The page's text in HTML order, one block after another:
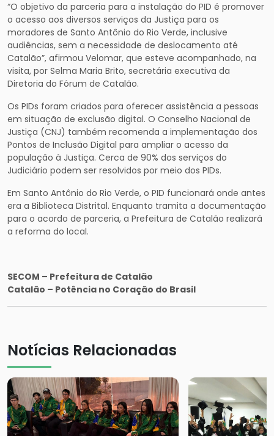
“O objetivo da parceria para a instalação do PID é promover
o acesso aos diversos serviços da Justiça para os
moradores de Santo Antônio do Rio Verde, inclusive
audiências, sem a necessidade de deslocamento até
Catalão”, afirmou Velomar, que esteve acompanhado, na
visita, por Selma Maria Brito, secretária executiva da
Diretoria do Fórum de Catalão.
Os PIDs foram criados para oferecer assistência a pessoas
em situação de exclusão digital. O Conselho Nacional de
Justiça (CNJ) também recomenda a implementação dos
Pontos de Inclusão Digital para ampliar o acesso da
população à Justiça. Cerca de 90% dos serviços do
Judiciário podem ser resolvidos por meio dos PIDs.
Em Santo Antônio do Rio Verde, o PID funcionará onde antes
era a Biblioteca Distrital. Enquanto tramita a documentação
para o acordo de parceria, a Prefeitura de Catalão realizará
a reforma do local.
SECOM – Prefeitura de Catalão
Catalão – Potência no Coração do Brasil
Notícias Relacionadas